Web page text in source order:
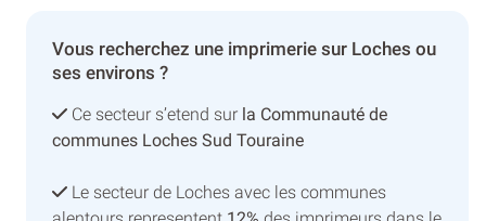
Vous recherchez une imprimerie sur Loches ou
ses environs ?
Ce secteur s’etend sur la Communauté de
communes Loches Sud Touraine
Le secteur de Loches avec les communes